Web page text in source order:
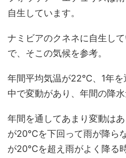
自生しています。
ナミビアのクネネに自生し
で、そこの気候を参考。
年間平均気温が22℃、1年
中で変動があり、年間の降
年間を通してあまり変動は
が20℃を下回って雨が降ら
が20℃を超え雨がよく降る